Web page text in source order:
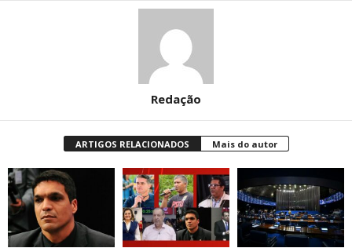
Redação
ARTIGOS RELACIONADOS Mais do autor